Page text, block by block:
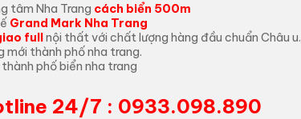
tâm Nha Trang cách biển 500m
Grand Mark Nha Trang
fullnội thất với chất lượng hàng đầu chuẩn Châu u.
mới thành phố nha trang.
phố biển nha trang
24/7 : 0933.098.890